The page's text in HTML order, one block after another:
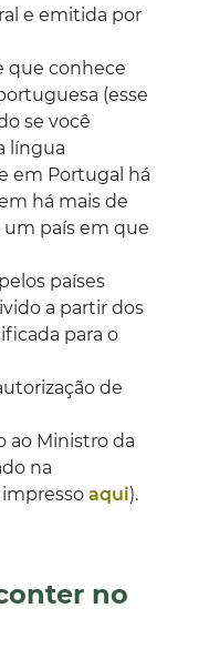
e emitida por
que conhece
(esse
se você
língua
em Portugal há
há mais de
um país em que
países
a partir dos
para o
de
ao Ministro da
na
aqui).
no